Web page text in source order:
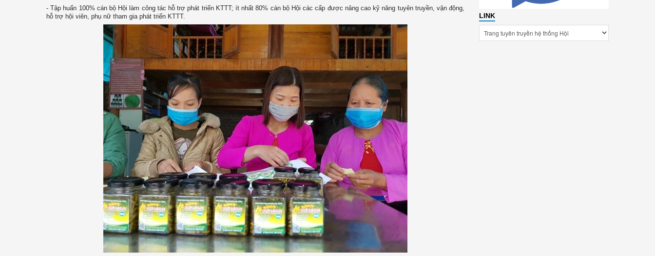
- Tập huấn 100% cán bộ Hội làm công tác hỗ trợ phát triển KTTT; ít nhất 80% cán bộ Hội các cấp được nâng cao kỹ năng tuyên truyền, vận động,
hỗ trợ hội viên, phụ nữ tham gia phát triển KTTT.
LINK